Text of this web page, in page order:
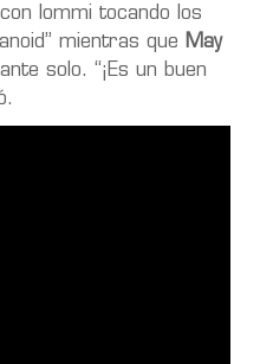
Iommi tocando los
mientras que
May
solo. “¡Es un buen